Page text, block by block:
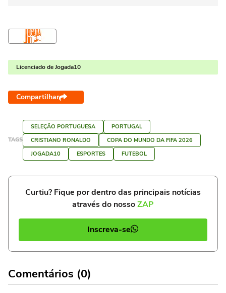
Licenciado de Jogada10
Compartilhar
TAGS
SELEÇÃO PORTUGUESA
PORTUGAL
CRISTIANO RONALDO
COPA DO MUNDO DA FIFA 2026
JOGADA10
ESPORTES FUTEBOL
Curtiu? Fique por dentro das principais notícias
através do nossoZAP
Inscreva-se
Comentários (0)